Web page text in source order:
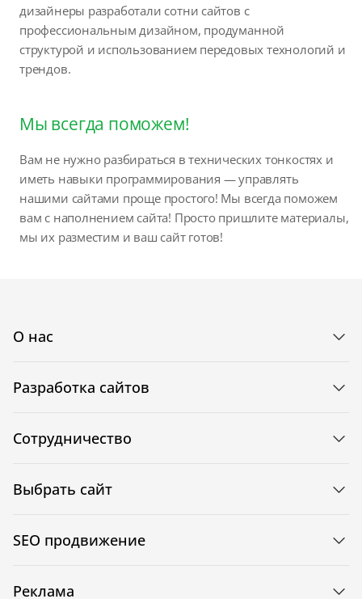
дизайнеры разработали сотни сайтов с
профессиональным дизайном, продуманной
структурой и использованием передовых технологий и
трендов.
Мы всегда поможем!
Вам не нужно разбираться в технических тонкостях и
иметь навыки программирования — управлять
нашими сайтами проще простого! Мы всегда поможем
вам с наполнением сайта! Просто пришлите материалы,
мы их разместим и ваш сайт готов!
О нас
Разработка сайтов
Сотрудничество
Выбрать сайт
SEO продвижение
Реклама